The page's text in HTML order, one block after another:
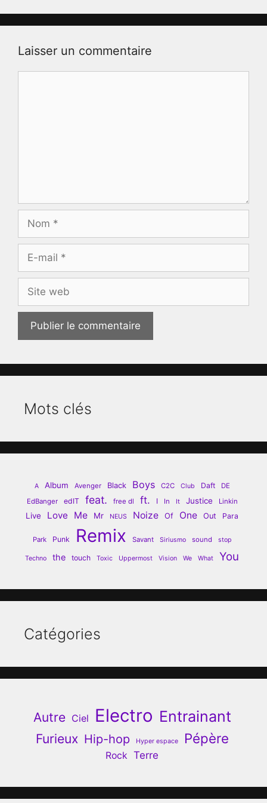
Laisser un commentaire
mail
web
Mots clés
A Album Avenger Black Boys C2C Club Daft
DE
EdBanger
edIT feat. free dl ft. I In It Justice Linkin
Live Love Me Mr NEUS Noize Of One Out Para
Park Punk Remix Savant Siriusmo sound stop
Techno the touch Toxic Uppermost Vision We What You
Catégories
Autre Ciel Electro Entrainant
Furieux Hip-hop Hyper espace Pépère
Rock Terre